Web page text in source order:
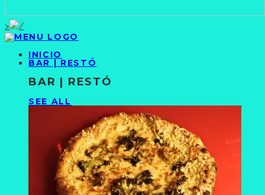
>
INICIO
BAR | RESTÓ
BAR | RESTÓ
SEE ALL